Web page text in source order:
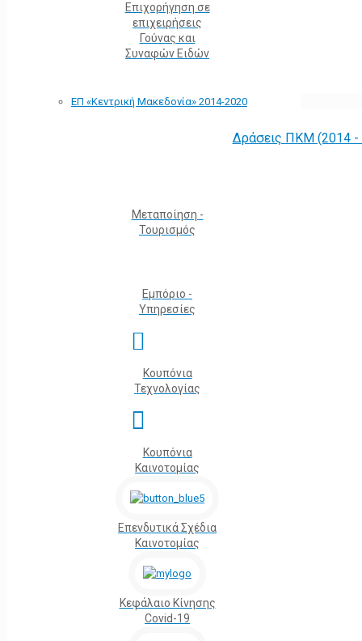
Επιχορήγηση σε
επιχειρήσεις
Γούνας και
Συναφών Ειδών
ΕΠ «Kεντρική Μακεδονία» 2014-2020
Δράσεις ΠΚΜ (2014 -
Μεταποίηση -
Τουρισμός
Εμπόριο -
Υπηρεσίες
Κουπόνια
Τεχνολογίας
Κουπόνια
Καινοτομίας
Επενδυτικά Σχέδια
Καινοτομίας
Κεφάλαιο Κίνησης
Covid-19